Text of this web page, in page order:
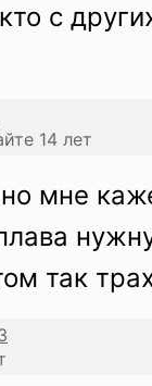
с
14 лет
но мне
так